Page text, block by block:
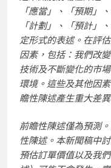
「應當」、「預期」
「計劃」、「預計」
定形式的表述。在評
因素，包括：我們改
技術及不斷變化的市
環境。這些及其他因
瞻性陳述產生重大差異
前瞻性陳述僅為預測
性陳述。本新聞稿中
預估訂單價值以及我